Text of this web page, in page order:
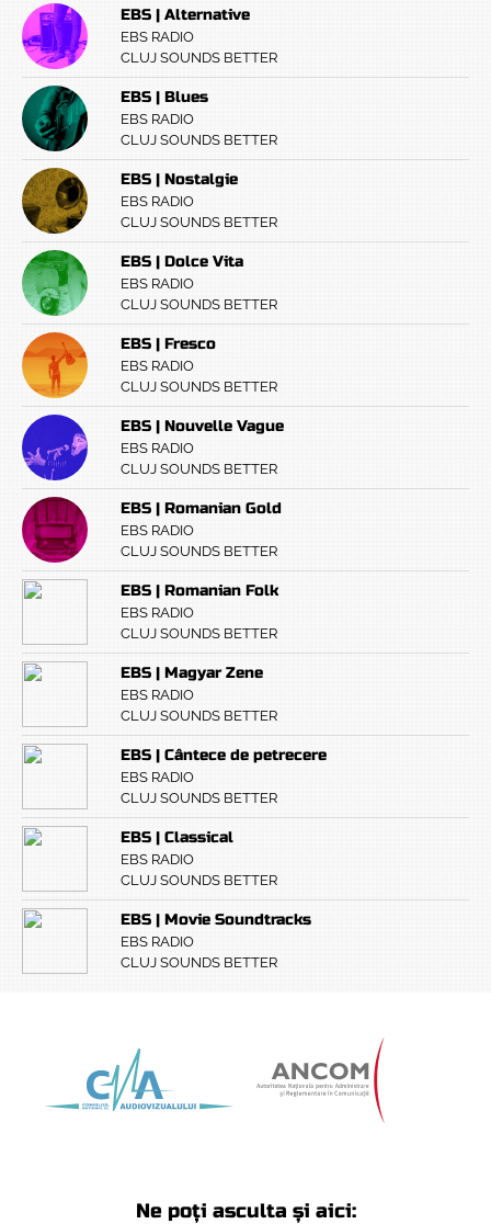
EBS | Alternative
EBS RADIO
CLUJ SOUNDS BETTER
EBS | Blues
EBS RADIO
CLUJ SOUNDS BETTER
EBS | Nostalgie
EBS RADIO
CLUJ SOUNDS BETTER
EBS | Dolce Vita
EBS RADIO
CLUJ SOUNDS BETTER
EBS | Fresco
EBS RADIO
CLUJ SOUNDS BETTER
EBS | Nouvelle Vague
EBS RADIO
CLUJ SOUNDS BETTER
EBS | Romanian Gold
EBS RADIO
CLUJ SOUNDS BETTER
EBS | Romanian Folk
EBS RADIO
CLUJ SOUNDS BETTER
EBS | Magyar Zene
EBS RADIO
CLUJ SOUNDS BETTER
EBS | Cântece de petrecere
EBS RADIO
CLUJ SOUNDS BETTER
EBS | Classical
EBS RADIO
CLUJ SOUNDS BETTER
EBS | Movie Soundtracks
EBS RADIO
CLUJ SOUNDS BETTER
Ne poți asculta și aici: